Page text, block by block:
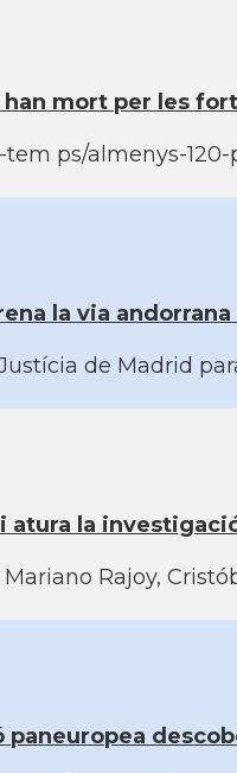
mort per les
tem ps/almenys-
la via
de Madrid
i atura la
Rajoy,
paneuropea